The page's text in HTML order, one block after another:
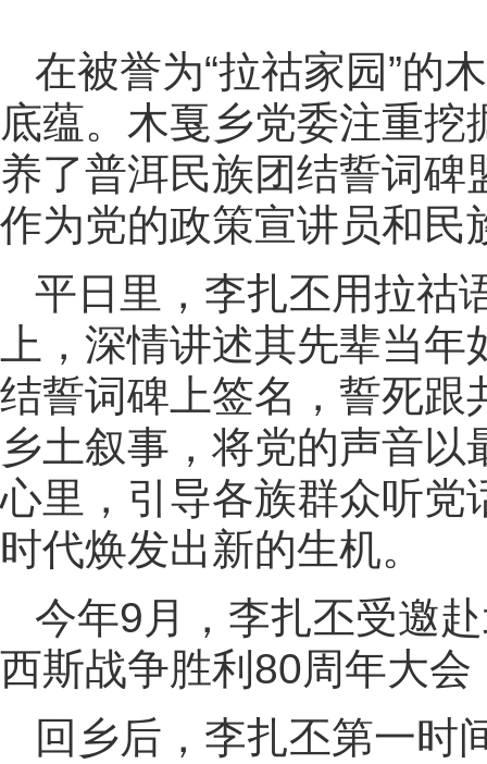
在被誉为“拉祜家园”的
底蕴。木戛乡党委注重挖
养了普洱民族团结誓词
作为党的政策宣讲员和民
平日里，李扎丕用拉祜
上，深情讲述其先辈当
结誓词碑上签名，誓死跟
乡土叙事，将党的声音
心里，引导各族群众听党
时代焕发出新的生机。
今年9月，李扎丕受邀
西斯战争胜利80周年大
回乡后，李扎丕第一时